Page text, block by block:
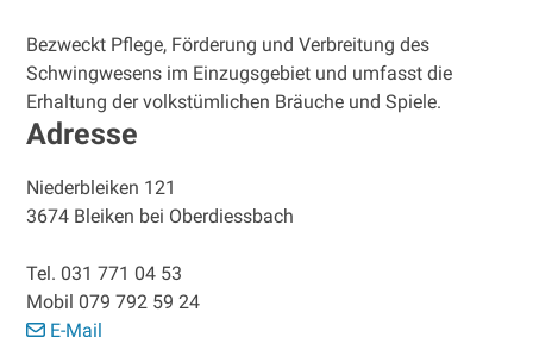
Bezweckt Pflege, Förderung und Verbreitung des
Schwingwesens im Einzugsgebiet und umfasst die
Erhaltung der volkstümlichen Bräuche und Spiele.
Adresse
Niederbleiken 121
3674 Bleiken bei Oberdiessbach
Tel. 031 771 04 53
Mobil 079 792 59 24
E-Mail